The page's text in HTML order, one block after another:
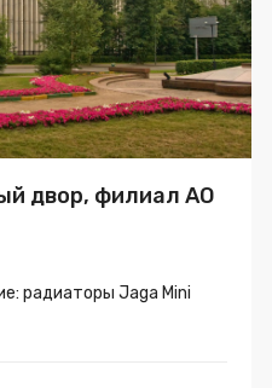
двор, филиал АО
радиаторы Jaga Mini